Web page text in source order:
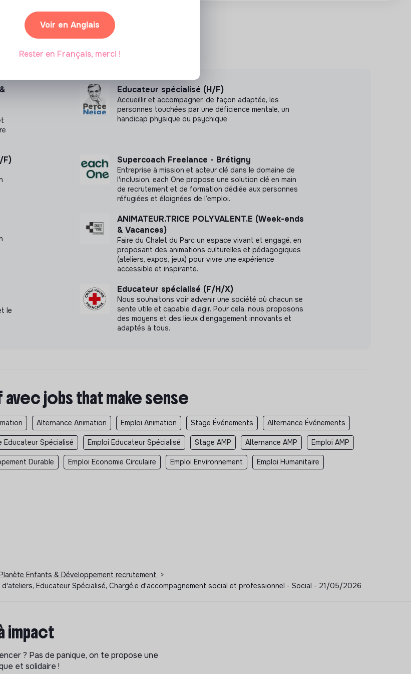
Educateur spécialisé (H/F)
Accueillir et accompagner, de façon adaptée, les
personnes touchées par une déficience mentale, un
handicap physique ou psychique
F) Supercoach Freelance - Brétigny
Entreprise à mission et acteur clé dans le domaine de
l'inclusion, each One propose une solution clé en main
de recrutement et de formation dédiée aux personnes
réfugiées et éloignées de l’emploi.
ANIMATEUR.TRICE POLYVALENT.E (Week-ends
& Vacances)
Faire du Chalet du Parc un espace vivant et engagé, en
proposant des animations culturelles et pédagogiques
(ateliers, expos, jeux) pour vivre une expérience
accessible et inspirante.
le
Educateur spécialisé (F/H/X)
Nous souhaitons voir advenir une société où chacun se
sente utile et capable d’agir. Pour cela, nous proposons
des moyens et des lieux d’engagement innovants et
adaptés à tous.
jobs that make sense
Alternance Animation Emploi Animation Stage Événements Alternance Événements
Educateur Spécialisé Emploi Educateur Spécialisé Stage AMP Alternance AMP Emploi AMP
Durable Emploi Economie Circulaire Emploi Environnement Emploi Humanitaire
Enfants & Développement recrutement
>
d'ateliers, Educateur Spécialisé, Chargé.e d'accompagnement social et professionnel - Social - 21/05/2026
impact
? Pas de panique, on te propose une
et solidaire !
Voir en Anglais
Rester en Français, merci !